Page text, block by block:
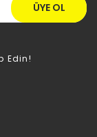
ÜYE OL
Edin!